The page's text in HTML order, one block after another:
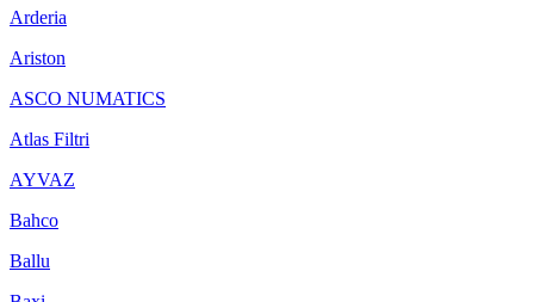
Arderia
Ariston
ASCO NUMATICS
Atlas Filtri
AYVAZ
Bahco
Ballu